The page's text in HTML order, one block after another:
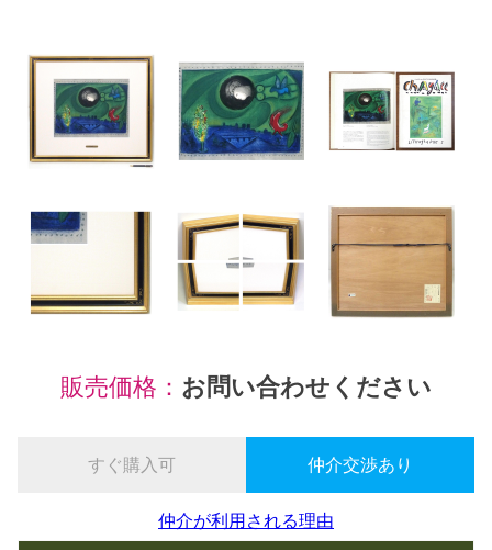
販売価格： お問い合わせください
すぐ購入可 仲介交渉あり
仲介が利用される理由